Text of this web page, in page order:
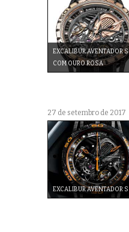
EXCALIBUR AVENTADOR S
COM OURO ROSA
27 de setembro de 2017
EXCALIBUR AVENTADOR S